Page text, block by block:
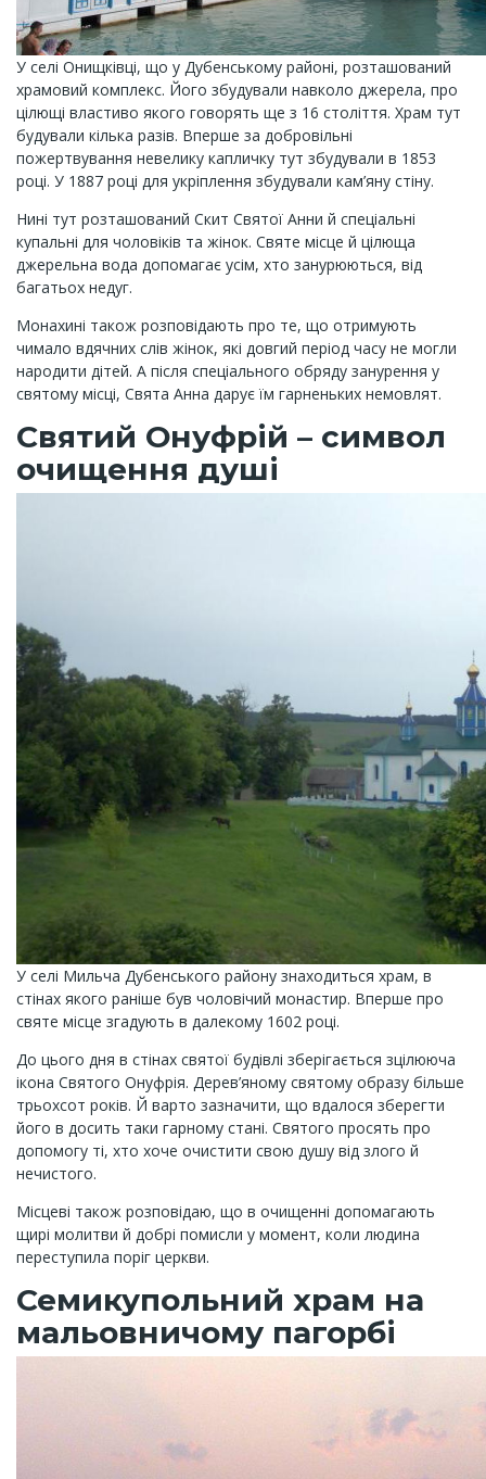
У селі Онищківці, що у Дубенському районі, розташований
храмовий комплекс. Його збудували навколо джерела, про
цілющі властиво якого говорять ще з 16 століття. Храм тут
будували кілька разів. Вперше за добровільні
пожертвування невелику капличку тут збудували в 1853
році. У 1887 році для укріплення збудували кам’яну стіну.
Нині тут розташований Скит Святої Анни й спеціальні
купальні для чоловіків та жінок. Святе місце й цілюща
джерельна вода допомагає усім, хто занурюються, від
багатьох недуг.
Монахині також розповідають про те, що отримують
чимало вдячних слів жінок, які довгий період часу не могли
народити дітей. А після спеціального обряду занурення у
святому місці, Свята Анна дарує їм гарненьких немовлят.
Святий Онуфрій – символ
очищення душі
У селі Мильча Дубенського району знаходиться храм, в
стінах якого раніше був чоловічий монастир. Вперше про
святе місце згадують в далекому 1602 році.
До цього дня в стінах святої будівлі зберігається зцілююча
ікона Святого Онуфрія. Дерев’яному святому образу більше
трьохсот років. Й варто зазначити, що вдалося зберегти
його в досить таки гарному стані. Святого просять про
допомогу ті, хто хоче очистити свою душу від злого й
нечистого.
Місцеві також розповідаю, що в очищенні допомагають
щирі молитви й добрі помисли у момент, коли людина
переступила поріг церкви.
Семикупольний храм на
мальовничому пагорбі